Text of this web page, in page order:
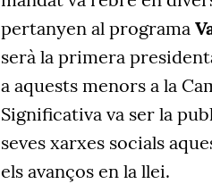
pertanyen al programa
serà la primera
a aquests menors a la
Significativa va ser la
seves xarxes socials
els avanços en la llei.